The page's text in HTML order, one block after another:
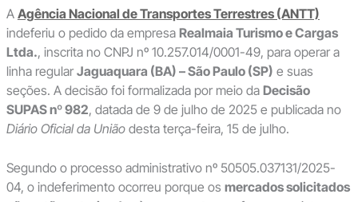
A Agência Nacional de Transportes Terrestres (ANTT)
indeferiu o pedido da empresa Realmaia Turismo e Cargas
Ltda., inscrita no CNPJ nº 10.257.014/0001-49, para operar a
linha regular Jaguaquara (BA) – São Paulo (SP) e suas
seções. A decisão foi formalizada por meio da Decisão
SUPAS nº 982, datada de 9 de julho de 2025 e publicada no
Diário Oficial da Uniãodesta terça-feira, 15 de julho.
Segundo o processo administrativo nº 50505.037131/2025-
04, o indeferimento ocorreu porque os mercados solicitados